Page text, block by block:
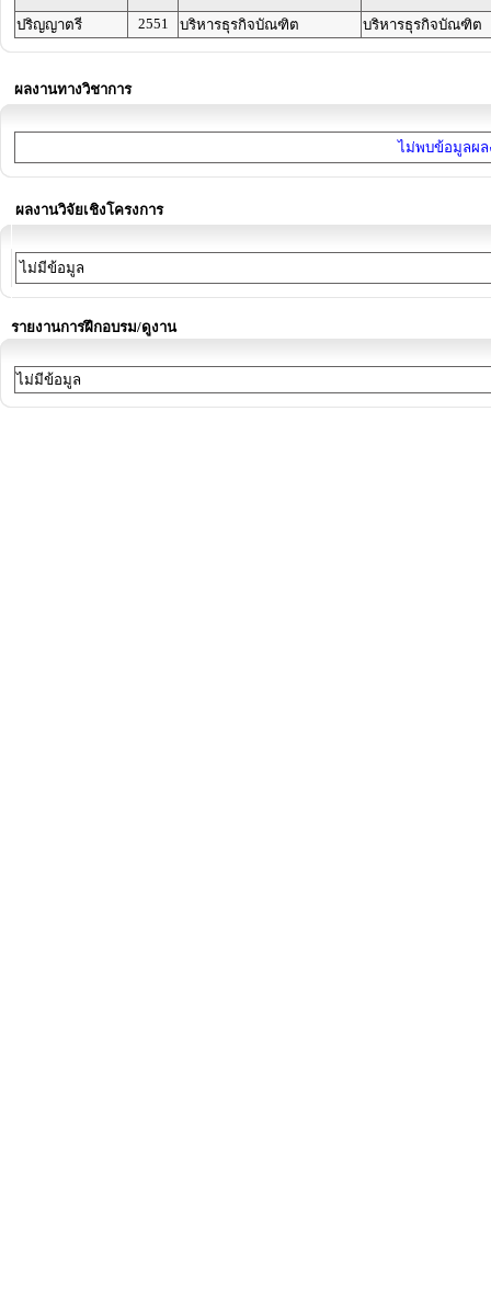
ปริญญาตรี 2551 บริหารธุรกิจบัณฑิต บริหารธุรกิจบัณฑิต
ผลงานทางวิชาการ
ไม่พบข้อมูลผล
ผลงานวิจัยเชิงโครงการ
ไม่มีข้อมูล
รายงานการฝึกอบรม/ดูงาน
ไม่มีข้อมูล